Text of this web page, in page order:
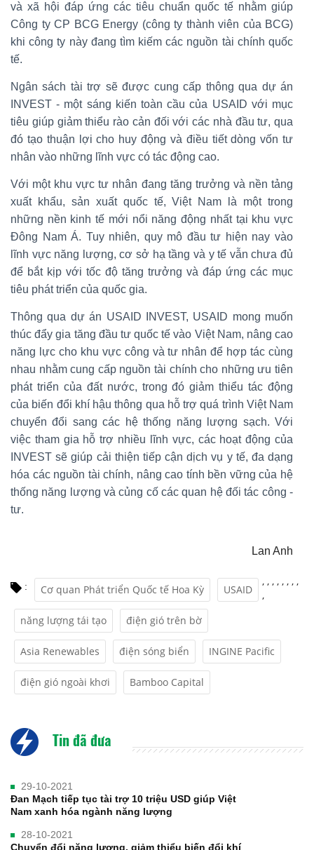
và xã hội đáp ứng các tiêu chuẩn quốc tế nhằm giúp
Công ty CP BCG Energy (công ty thành viên của BCG)
khi công ty này đang tìm kiếm các nguồn tài chính quốc
tế.
Ngân sách tài trợ sẽ được cung cấp thông qua dự án
INVEST - một sáng kiến toàn cầu của USAID với mục
tiêu giúp giảm thiểu rào cản đối với các nhà đầu tư, qua
đó tạo thuận lợi cho huy động và điều tiết dòng vốn tư
nhân vào những lĩnh vực có tác động cao.
Với một khu vực tư nhân đang tăng trưởng và nền tảng
xuất khẩu, sản xuất quốc tế, Việt Nam là một trong
những nền kinh tế mới nổi năng động nhất tại khu vực
Đông Nam Á. Tuy nhiên, quy mô đầu tư hiện nay vào
lĩnh vực năng lượng, cơ sở hạ tầng và y tế vẫn chưa đủ
để bắt kịp với tốc độ tăng trưởng và đáp ứng các mục
tiêu phát triển của quốc gia.
Thông qua dự án USAID INVEST, USAID mong muốn
thúc đẩy gia tăng đầu tư quốc tế vào Việt Nam, nâng cao
năng lực cho khu vực công và tư nhân để hợp tác cùng
nhau nhằm cung cấp nguồn tài chính cho những ưu tiên
phát triển của đất nước, trong đó giảm thiểu tác động
của biến đổi khí hậu thông qua hỗ trợ quá trình Việt Nam
chuyển đổi sang các hệ thống năng lượng sạch. Với
việc tham gia hỗ trợ nhiều lĩnh vực, các hoạt động của
INVEST sẽ giúp cải thiện tiếp cận dịch vụ y tế, đa dạng
hóa các nguồn tài chính, nâng cao tính bền vững của hệ
thống năng lượng và củng cố các quan hệ đối tác công -
tư.
Lan Anh
: Cơ quan Phát triển Quốc tế Hoa Kỳ
,
USAID
,
năng lượng tái tạo
,
điện gió trên bờ
,
Asia Renewables
,
điện sóng biển
,
INGINE Pacific
,
điện gió ngoài khơi
,
Bamboo Capital
,
Tin đã đưa
29-10-2021
Đan Mạch tiếp tục tài trợ 10 triệu USD giúp Việt
Nam xanh hóa ngành năng lượng
28-10-2021
Chuyển đổi năng lượng, giảm thiểu biến đổi khí